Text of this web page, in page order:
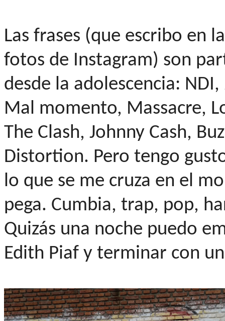
Las frases (que escribo en
fotos de Instagram) son
desde la adolescencia:
Mal momento, Massacre,
The Clash, Johnny Cash,
Distortion. Pero tengo
lo que se me cruza en el
pega. Cumbia, trap, pop,
Quizás una noche puedo
Edith Piaf y terminar con